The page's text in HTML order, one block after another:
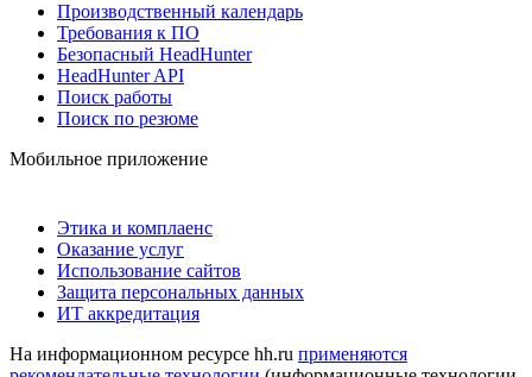
Производственный календарь
Требования к ПО
Безопасный HeadHunter
HeadHunter API
Поиск работы
Поиск по резюме
Мобильное приложение
Этика и комплаенс
Оказание услуг
Использование сайтов
Защита персональных данных
ИТ аккредитация
На информационном ресурсе hh.ru применяются